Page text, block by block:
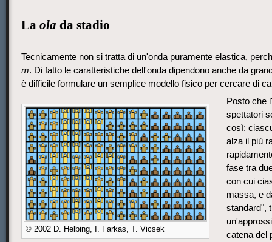
La ola da stadio
Tecnicamente non si tratta di un'onda puramente elastica,
m. Di fatto le caratteristiche dell'onda dipendono anche da
è difficile formulare un semplice modello fisico per cercare di
© 2002 D. Helbing, I. Farkas, T. Vicsek
Posto che
spettatori
così:
alza il più
fase tra
con cui
massa, e
standard",
catena del